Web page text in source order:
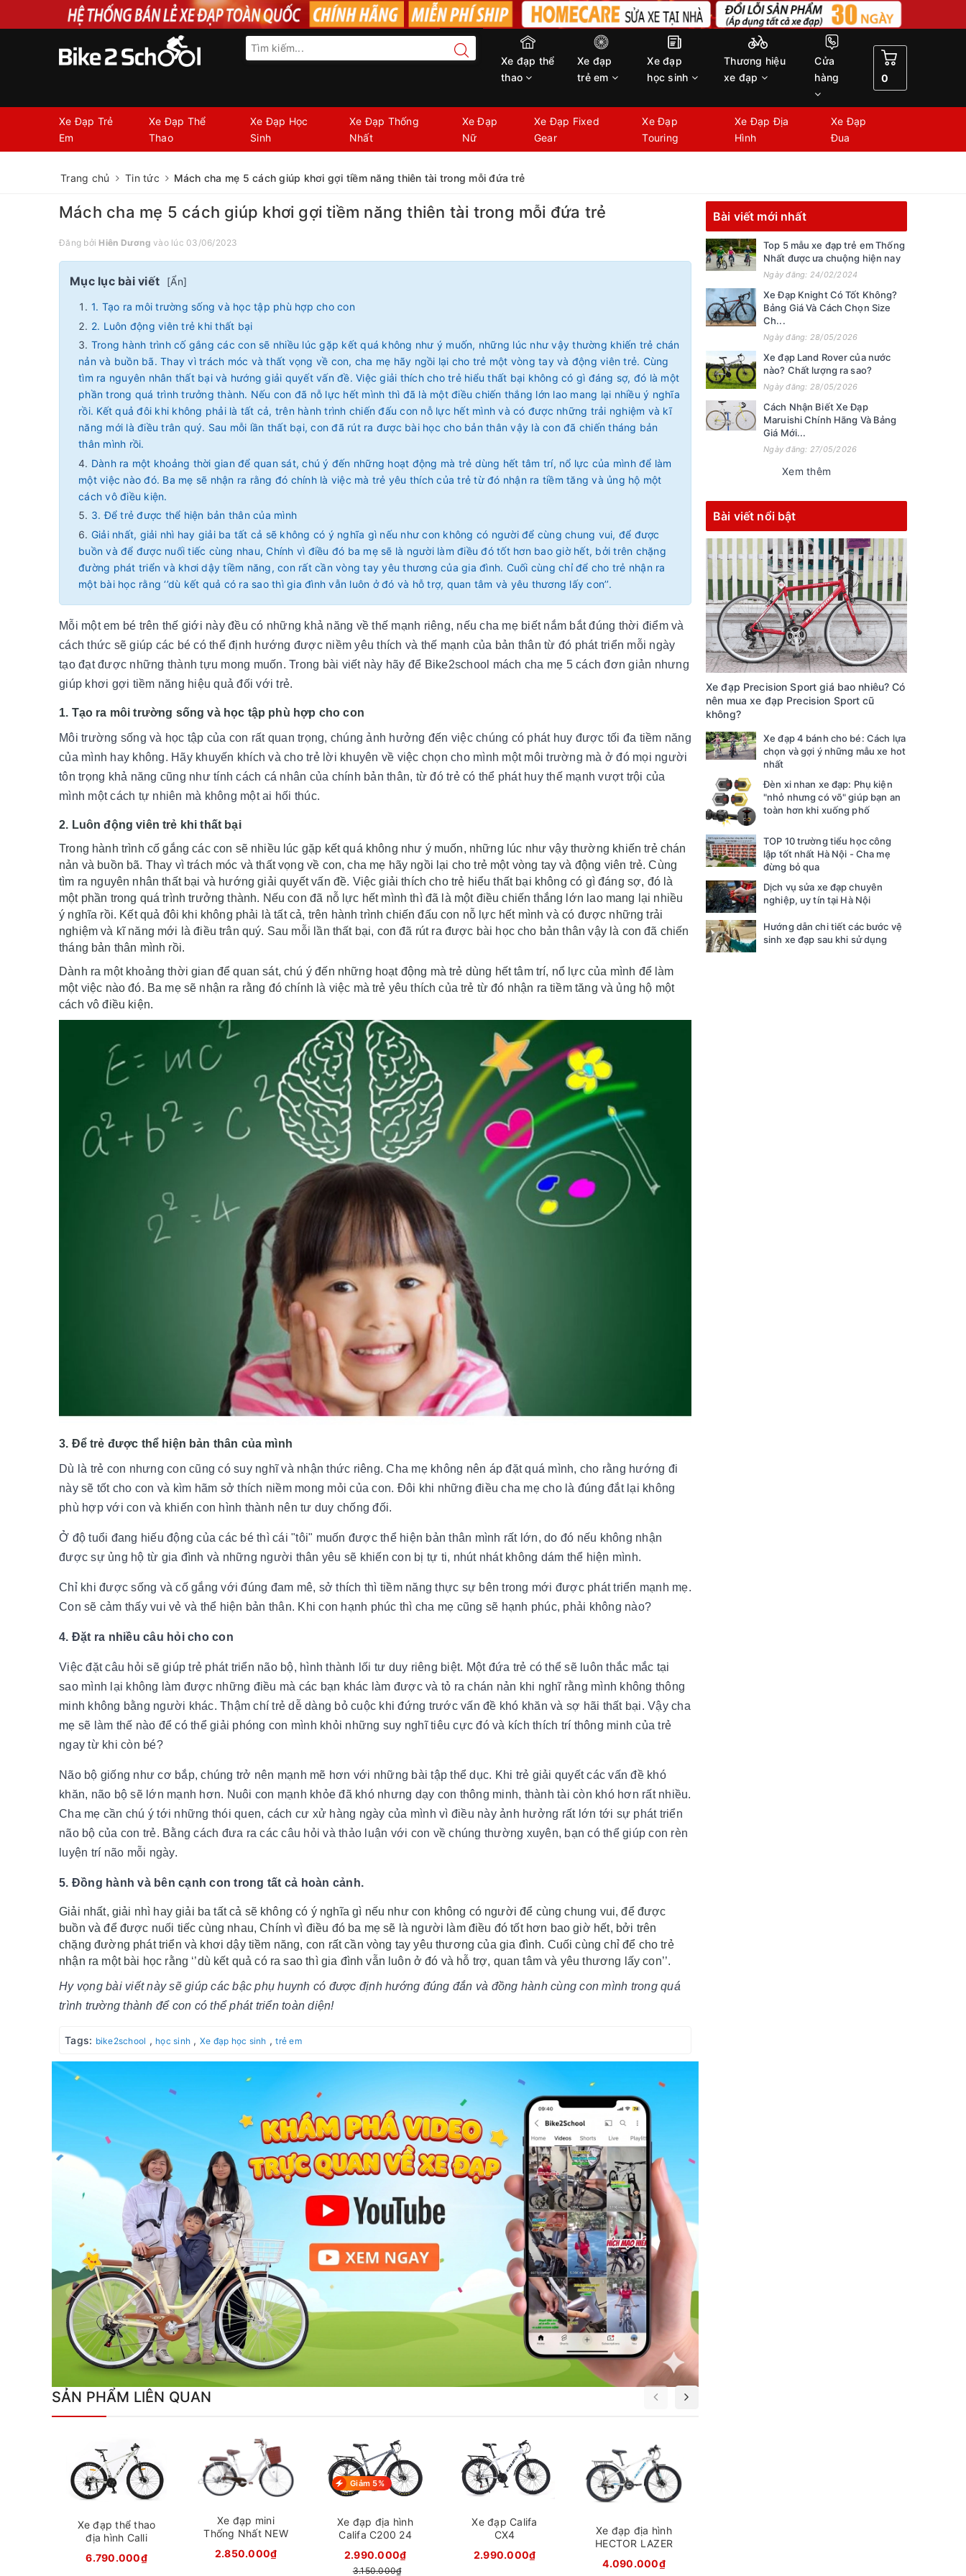
Xe đạp thể
thao
Xe đạp
trẻ em
Xe đạp
học sinh
Thương hiệu
xe đạp
Cửa
hàng
0
Xe Đạp Trẻ
Em
Xe Đạp Thể
Thao
Xe Đạp Học
Sinh
Xe Đạp Thống
Nhất
Xe Đạp
Nữ
Xe Đạp Fixed
Gear
Xe Đạp
Touring
Xe Đạp Địa
Hình
Xe Đạp
Đua
Trang chủ Tin tức Mách cha mẹ 5 cách giúp khơi gợi tiềm năng thiên tài trong mỗi đứa trẻ
Mách cha mẹ 5 cách giúp khơi gợi tiềm năng thiên tài trong mỗi đứa trẻ
Đăng bởi Hiên Dương vào lúc 03/06/2023
Mục lục bài viết [Ẩn]
1. Tạo ra môi trường sống và học tập phù hợp cho con
2. Luôn động viên trẻ khi thất bại
Trong hành trình cố gắng các con sẽ nhiều lúc gặp kết quá không như ý muốn, những lúc như vậy thường khiến trẻ chán
nản và buồn bã. Thay vì trách móc và thất vọng về con, cha mẹ hãy ngồi lại cho trẻ một vòng tay và động viên trẻ. Cùng
tìm ra nguyên nhân thất bại và hướng giải quyết vấn đề. Việc giải thích cho trẻ hiểu thất bại không có gì đáng sợ, đó là một
phần trong quá trình trưởng thành. Nếu con đã nỗ lực hết mình thì đã là một điều chiến thắng lớn lao mang lại nhiều ý nghĩa
rồi. Kết quả đôi khi không phải là tất cả, trên hành trình chiến đấu con nỗ lực hết mình và có được những trải nghiệm và kĩ
năng mới là điều trân quý. Sau mỗi lần thất bại, con đã rút ra được bài học cho bản thân vậy là con đã chiến tháng bản
thân mình rồi.
Dành ra một khoảng thời gian để quan sát, chú ý đến những hoạt động mà trẻ dùng hết tâm trí, nổ lực của mình để làm
một việc nào đó. Ba mẹ sẽ nhận ra rằng đó chính là việc mà trẻ yêu thích của trẻ từ đó nhận ra tiềm tăng và ủng hộ một
cách vô điều kiện.
3. Để trẻ được thể hiện bản thân của mình
Giải nhất, giải nhì hay giải ba tất cả sẽ không có ý nghĩa gì nếu như con không có người để cùng chung vui, để được
buồn và để được nuối tiếc cùng nhau, Chính vì điều đó ba mẹ sẽ là người làm điều đó tốt hơn bao giờ hết, bởi trên chặng
đường phát triển và khơi dậy tiềm năng, con rất cần vòng tay yêu thương của gia đình. Cuối cùng chỉ để cho trẻ nhận ra
một bài học rằng ‘’dù kết quả có ra sao thì gia đình vẫn luôn ở đó và hỗ trợ, quan tâm và yêu thương lấy con’’.
Mỗi một em bé trên thế giới này đều có những khả năng về thế mạnh riêng, nếu cha mẹ biết nắm bắt đúng thời điểm và
cách thức sẽ giúp các bé có thể định hướng được niềm yêu thích và thế mạnh của bản thân từ đó phát triển mỗi ngày
tạo đạt được những thành tựu mong muốn. Trong bài viết này hãy để Bike2school mách cha mẹ 5 cách đơn giản nhưng
giúp khơi gợi tiềm năng hiệu quả đối với trẻ.
1. Tạo ra môi trường sống và học tập phù hợp cho con
Môi trường sống và học tập của con rất quan trọng, chúng ảnh hưởng đến việc chúng có phát huy được tối đa tiềm năng
của mình hay không. Hãy khuyến khích và cho trẻ lời khuyên về việc chọn cho mình một môi trường mà ở đó mọi người
tôn trọng khả năng cũng như tính cách cá nhân của chính bản thân, từ đó trẻ có thể phát huy thế mạnh vượt trội của
mình một cách tự nhiên mà không một ai hối thúc.
2. Luôn động viên trẻ khi thất bại
Trong hành trình cố gắng các con sẽ nhiều lúc gặp kết quá không như ý muốn, những lúc như vậy thường khiến trẻ chán
nản và buồn bã. Thay vì trách móc và thất vọng về con, cha mẹ hãy ngồi lại cho trẻ một vòng tay và động viên trẻ. Cùng
tìm ra nguyên nhân thất bại và hướng giải quyết vấn đề. Việc giải thích cho trẻ hiểu thất bại không có gì đáng sợ, đó là
một phần trong quá trình trưởng thành. Nếu con đã nỗ lực hết mình thì đã là một điều chiến thắng lớn lao mang lại nhiều
ý nghĩa rồi. Kết quả đôi khi không phải là tất cả, trên hành trình chiến đấu con nỗ lực hết mình và có được những trải
nghiệm và kĩ năng mới là điều trân quý. Sau mỗi lần thất bại, con đã rút ra được bài học cho bản thân vậy là con đã chiến
tháng bản thân mình rồi.
Dành ra một khoảng thời gian để quan sát, chú ý đến những hoạt động mà trẻ dùng hết tâm trí, nổ lực của mình để làm
một việc nào đó. Ba mẹ sẽ nhận ra rằng đó chính là việc mà trẻ yêu thích của trẻ từ đó nhận ra tiềm tăng và ủng hộ một
cách vô điều kiện.
3. Để trẻ được thể hiện bản thân của mình
Dù là trẻ con nhưng con cũng có suy nghĩ và nhận thức riêng. Cha mẹ không nên áp đặt quá mình, cho rằng hướng đi
này sẽ tốt cho con và kìm hãm sở thích niềm mong mỏi của con. Đôi khi những điều cha mẹ cho là đúng đắt lại không
phù hợp với con và khiến con hình thành nên tư duy chống đối.
Ở độ tuổi đang hiếu động của các bé thì cái "tôi" muốn được thể hiện bản thân mình rất lớn, do đó nếu không nhận
được sự ủng hộ từ gia đình và những người thân yêu sẽ khiến con bị tự ti, nhút nhát không dám thể hiện mình.
Chỉ khi được sống và cố gắng với đúng đam mê, sở thích thì tiềm năng thực sự bên trong mới được phát triển mạnh mẹ.
Con sẽ cảm thấy vui vẻ và thể hiện bản thân. Khi con hạnh phúc thì cha mẹ cũng sẽ hạnh phúc, phải không nào?
4. Đặt ra nhiều câu hỏi cho con
Việc đặt câu hỏi sẽ giúp trẻ phát triển não bộ, hình thành lối tư duy riêng biệt. Một đứa trẻ có thể sẽ luôn thắc mắc tại
sao mình lại không làm được những điều mà các bạn khác làm được và tỏ ra chán nản khi nghĩ rằng mình không thông
minh không bằng người khác. Thậm chí trẻ dễ dàng bỏ cuộc khi đứng trước vấn đề khó khăn và sợ hãi thất bại. Vậy cha
mẹ sẽ làm thế nào để có thể giải phóng con mình khỏi những suy nghĩ tiêu cực đó và kích thích trí thông minh của trẻ
ngay từ khi còn bé?
Não bộ giống như cơ bắp, chúng trở nên mạnh mẽ hơn với những bài tập thể dục. Khi trẻ giải quyết các vấn đề khó
khăn, não bộ sẽ lớn mạnh hơn. Nuôi con mạnh khỏe đã khó nhưng dạy con thông minh, thành tài còn khó hơn rất nhiều.
Cha mẹ cần chú ý tới những thói quen, cách cư xử hàng ngày của mình vì điều này ảnh hưởng rất lớn tới sự phát triển
não bộ của con trẻ. Bằng cách đưa ra các câu hỏi và thảo luận với con về chúng thường xuyên, bạn có thể giúp con rèn
luyện trí não mỗi ngày.
5. Đồng hành và bên cạnh con trong tất cả hoàn cảnh.
Giải nhất, giải nhì hay giải ba tất cả sẽ không có ý nghĩa gì nếu như con không có người để cùng chung vui, để được
buồn và để được nuối tiếc cùng nhau, Chính vì điều đó ba mẹ sẽ là người làm điều đó tốt hơn bao giờ hết, bởi trên
chặng đường phát triển và khơi dậy tiềm năng, con rất cần vòng tay yêu thương của gia đình. Cuối cùng chỉ để cho trẻ
nhận ra một bài học rằng ‘’dù kết quả có ra sao thì gia đình vẫn luôn ở đó và hỗ trợ, quan tâm và yêu thương lấy con’’.
Hy vọng bài viết này sẽ giúp các bậc phụ huynh có được định hướng đúng đắn và đồng hành cùng con mình trong quá
trình trường thành để con có thể phát triển toàn diện!
Tags: bike2school , học sinh , Xe đạp học sinh ,trẻ em
SẢN PHẨM LIÊN QUAN
Xe đạp thể thao
địa hình Calli
6.790.000₫
Xe đạp mini
Thống Nhất NEW
2.850.000₫
Giảm 5%
Xe đạp địa hình
Califa C200 24
2.990.000₫
3.150.000₫
Xe đạp Califa
CX4
2.990.000₫
Xe đạp địa hình
HECTOR LAZER
4.090.000₫
Bài viết mới nhất
Top 5 mẫu xe đạp trẻ em Thống
Nhất được ưa chuộng hiện nay
Ngày đăng: 24/02/2024
Xe Đạp Knight Có Tốt Không?
Bảng Giá Và Cách Chọn Size
Ch...
Ngày đăng: 28/05/2026
Xe đạp Land Rover của nước
nào? Chất lượng ra sao?
Ngày đăng: 28/05/2026
Cách Nhận Biết Xe Đạp
Maruishi Chính Hãng Và Bảng
Giá Mới...
Ngày đăng: 27/05/2026
Xem thêm
Bài viết nổi bật
Xe đạp Precision Sport giá bao nhiêu? Có
nên mua xe đạp Precision Sport cũ
không?
Xe đạp 4 bánh cho bé: Cách lựa
chọn và gợi ý những mẫu xe hot
nhất
Đèn xi nhan xe đạp: Phụ kiện
"nhỏ nhưng có võ" giúp bạn an
toàn hơn khi xuống phố
TOP 10 trường tiểu học công
lập tốt nhất Hà Nội - Cha mẹ
đừng bỏ qua
Dịch vụ sửa xe đạp chuyên
nghiệp, uy tín tại Hà Nội
Hướng dẫn chi tiết các bước vệ
sinh xe đạp sau khi sử dụng